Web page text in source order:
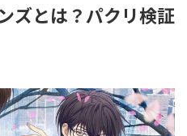
ズとは？パクリ検証